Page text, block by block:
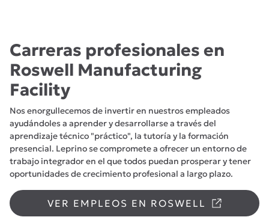
Carreras profesionales en
Roswell Manufacturing
Facility
Nos enorgullecemos de invertir en nuestros empleados
ayudándoles a aprender y desarrollarse a través del
aprendizaje técnico "práctico", la tutoría y la formación
presencial. Leprino se compromete a ofrecer un entorno de
trabajo integrador en el que todos puedan prosperar y tener
oportunidades de crecimiento profesional a largo plazo.
VER EMPLEOS EN ROSWELL